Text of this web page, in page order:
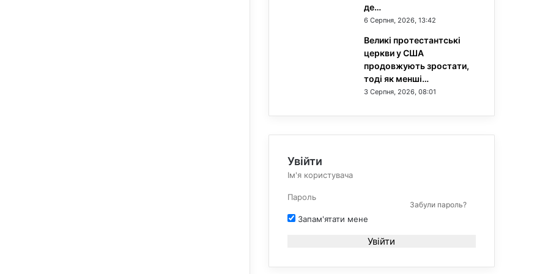
де…
6 Серпня, 2026, 13:42
Великі протестантські
церкви у США
продовжують зростати,
тоді як менші…
3 Серпня, 2026, 08:01
Увійти
Забули пароль?
Запам'ятати мене
Увійти